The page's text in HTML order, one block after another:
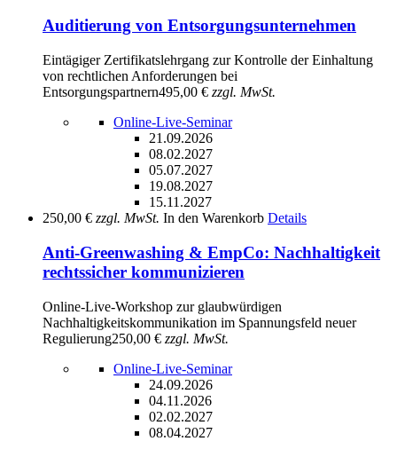
Auditierung von Entsorgungsunternehmen
Eintägiger Zertifikatslehrgang zur Kontrolle der Einhaltung
von rechtlichen Anforderungen bei
Entsorgungspartnern495,00 € zzgl. MwSt.
Online-Live-Seminar
21.09.2026
08.02.2027
05.07.2027
19.08.2027
15.11.2027
250,00 € zzgl. MwSt. In den Warenkorb Details
Anti-Greenwashing & EmpCo: Nachhaltigkeit
rechtssicher kommunizieren
Online-Live-Workshop zur glaubwürdigen
Nachhaltigkeitskommunikation im Spannungsfeld neuer
Regulierung250,00 € zzgl. MwSt.
Online-Live-Seminar
24.09.2026
04.11.2026
02.02.2027
08.04.2027